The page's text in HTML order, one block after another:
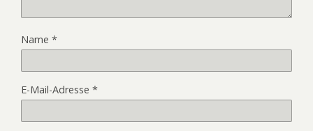
Name *
E-Mail-Adresse *